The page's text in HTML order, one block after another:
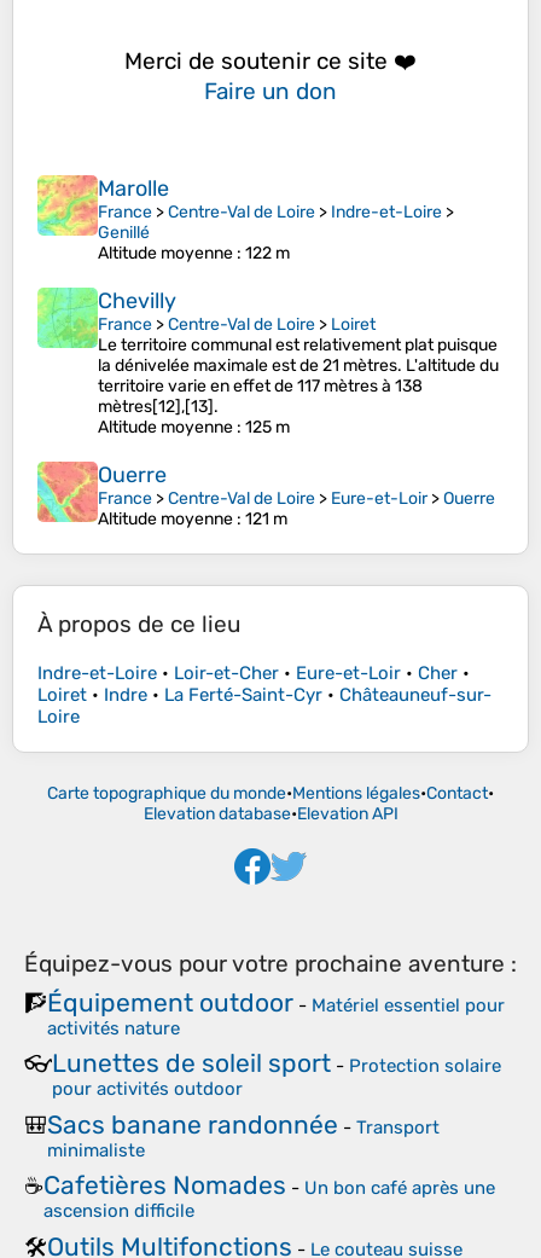
Merci de soutenir ce site ❤️
Faire un don
Marolle
France >Centre-Val de Loire > Indre-et-Loire >
Genillé
Altitude moyenne : 122 m
Chevilly
France >Centre-Val de Loire > Loiret
Le territoire communal est relativement plat puisque
la dénivelée maximale est de 21 mètres. L'altitude du
territoire varie en effet de 117 mètres à 138
mètres[12],[13].
Altitude moyenne : 125 m
Ouerre
France >Centre-Val de Loire > Eure-et-Loir>Ouerre
Altitude moyenne : 121 m
À propos de ce lieu
Indre-et-Loire • Loir-et-Cher • Eure-et-Loir • Cher •
Loiret • Indre • La Ferté-Saint-Cyr • Châteauneuf-sur-
Loire
Carte topographique du monde•Mentions légales•Contact•
Elevation database•Elevation API
Équipez-vous pour votre prochaine aventure :
🧗Équipement outdoor - Matériel essentiel pour
activités nature
👓Lunettes de soleil sport - Protection solaire
pour activités outdoor
🎒Sacs banane randonnée - Transport
minimaliste
☕Cafetières Nomades - Un bon café après une
ascension difficile
🛠️Outils Multifonctions - Le couteau suisse